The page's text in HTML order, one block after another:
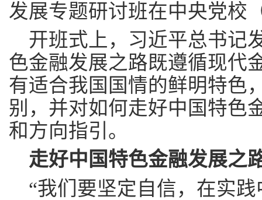
发展专题研讨班在中央党校
开班式上，习近平总书记
色金融发展之路既遵循现代
有适合我国国情的鲜明特色
别，并对如何走好中国特色
和方向指引。
走好中国特色金融发展之
“我们要坚定自信，在实